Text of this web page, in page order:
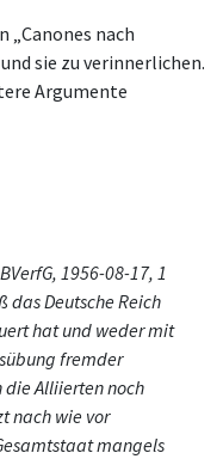
„Canones nach
sie zu verinnerlichen.
Argumente
1956-08-17, 1
das Deutsche Reich
hat und weder mit
fremder
Alliierten noch
nach wie vor
mangels